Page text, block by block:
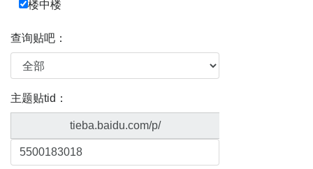
楼中楼
查询贴吧：
主题贴tid：
tieba.baidu.com/p/